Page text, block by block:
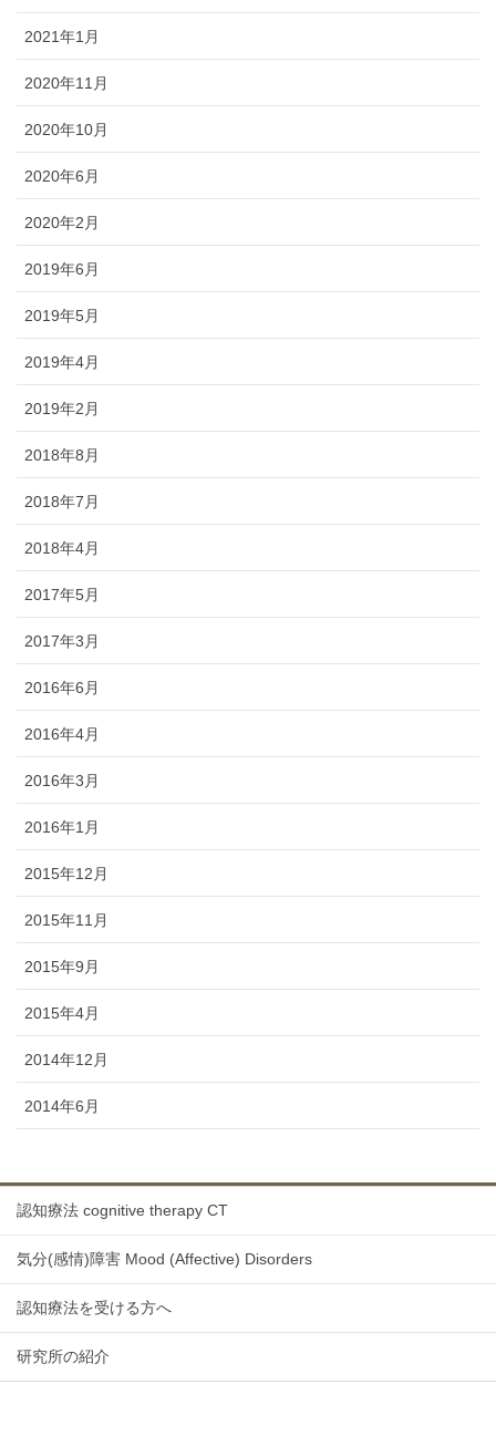
2021年1月
2020年11月
2020年10月
2020年6月
2020年2月
2019年6月
2019年5月
2019年4月
2019年2月
2018年8月
2018年7月
2018年4月
2017年5月
2017年3月
2016年6月
2016年4月
2016年3月
2016年1月
2015年12月
2015年11月
2015年9月
2015年4月
2014年12月
2014年6月
認知療法 cognitive therapy CT
気分(感情)障害 Mood (Affective) Disorders
認知療法を受ける方へ
研究所の紹介